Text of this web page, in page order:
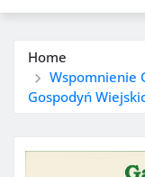
Home
Wspomnienie
Gospodyń